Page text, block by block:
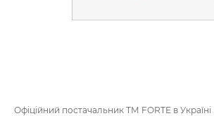
Офіційний постачальник ТМ FORTE в Україні